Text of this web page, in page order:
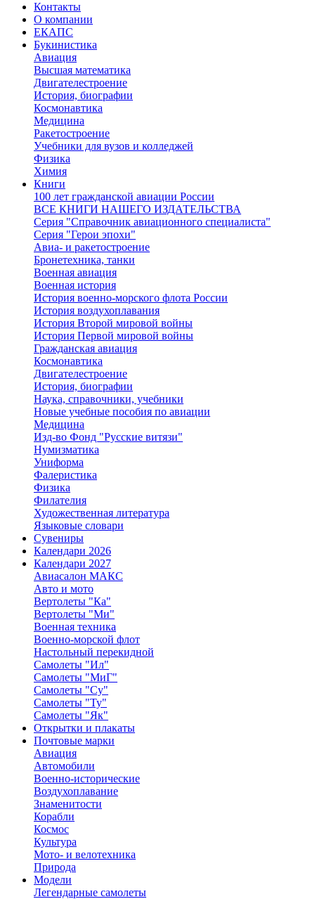
Контакты
О компании
ЕКАПС
Букинистика
Авиация
Высшая математика
Двигателестроение
История, биографии
Космонавтика
Медицина
Ракетостроение
Учебники для вузов и колледжей
Физика
Химия
Книги
100 лет гражданской авиации России
ВСЕ КНИГИ НАШЕГО ИЗДАТЕЛЬСТВА
Серия "Справочник авиационного специалиста"
Серия "Герои эпохи"
Авиа- и ракетостроение
Бронетехника, танки
Военная авиация
Военная история
История военно-морского флота России
История воздухоплавания
История Второй мировой войны
История Первой мировой войны
Гражданская авиация
Космонавтика
Двигателестроение
История, биографии
Наука, справочники, учебники
Новые учебные пособия по авиации
Медицина
Изд-во Фонд "Русские витязи"
Нумизматика
Униформа
Фалеристика
Физика
Филателия
Художественная литература
Языковые словари
Сувениры
Календари 2026
Календари 2027
Авиасалон МАКС
Авто и мото
Вертолеты "Ка"
Вертолеты "Ми"
Военная техника
Военно-морской флот
Настольный перекидной
Самолеты "Ил"
Самолеты "МиГ"
Самолеты "Су"
Самолеты "Ту"
Самолеты "Як"
Открытки и плакаты
Почтовые марки
Авиация
Автомобили
Военно-исторические
Воздухоплавание
Знаменитости
Корабли
Космос
Культура
Мото- и велотехника
Природа
Модели
Легендарные самолеты